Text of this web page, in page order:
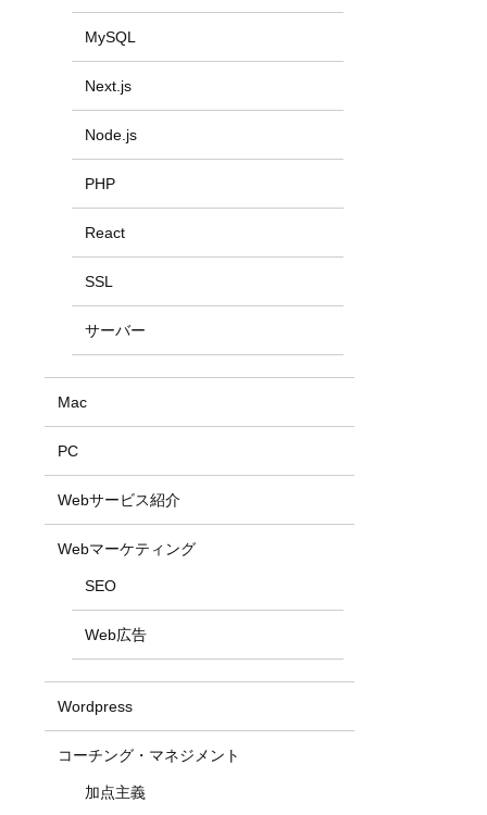
MySQL
Next.js
Node.js
PHP
React
SSL
サーバー
Mac
PC
Webサービス紹介
Webマーケティング
SEO
Web広告
Wordpress
コーチング・マネジメント
加点主義